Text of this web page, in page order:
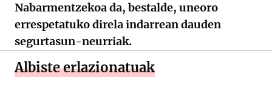
Nabarmentzekoa da, bestalde, uneoro
errespetatuko direla indarrean dauden
segurtasun-neurriak.
Albiste erlazionatuak